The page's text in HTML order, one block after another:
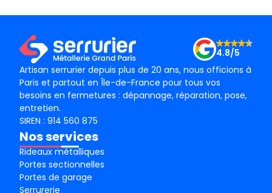
Artisan serrurier depuis plus de 20 ans, nous officions à
Paris et partout en Île-de-France pour tous vos
besoins en fermetures : dépannage, réparation, pose,
entretien.
4.8/5
SIREN : 914 560 875
Nos services
Rideaux métalliques
Portes sectionnelles
Portes de garage
Serrurerie